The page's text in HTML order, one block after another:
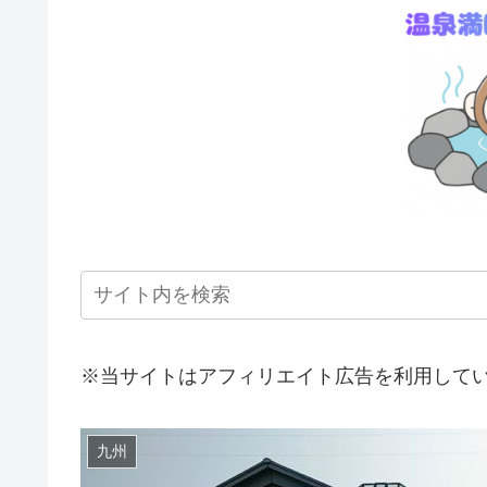
※当サイトはアフィリエイト広告を利用して
九州